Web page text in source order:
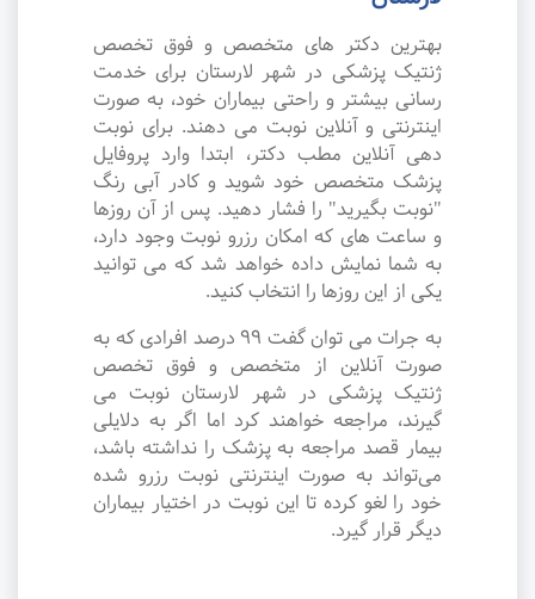
بهترین دکتر های متخصص و فوق تخصص
ژنتیک پزشکی در شهر لارستان برای خدمت
رسانی بیشتر و راحتی بیماران خود، به صورت
اینترنتی و آنلاین نوبت می دهند. برای نوبت
دهی آنلاین مطب دکتر، ابتدا وارد پروفایل
پزشک متخصص خود شوید و کادر آبی رنگ
"نوبت بگیرید" را فشار دهید. پس از آن روزها
و ساعت های که امکان رزرو نوبت وجود دارد،
به شما نمایش داده خواهد شد که می توانید
یکی از این روزها را انتخاب کنید.
به جرات می‌ توان گفت ۹۹ درصد افرادی که به
صورت آنلاین از متخصص و فوق تخصص
ژنتیک پزشکی در شهر لارستان نوبت می
گیرند، مراجعه خواهند کرد اما اگر به دلایلی
بیمار قصد مراجعه به پزشک را نداشته باشد،
می‌تواند به صورت اینترنتی نوبت رزرو شده
خود را لغو کرده تا این نوبت در اختیار بیماران
دیگر قرار گیرد.